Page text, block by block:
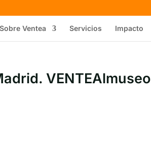
Sobre Ventea Servicios Impacto
VENTEAlmuseo